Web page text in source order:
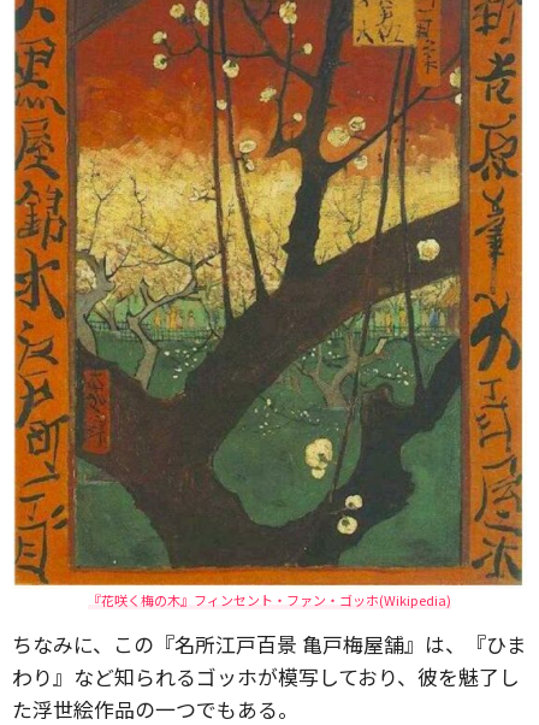
『花咲く梅の木』フィンセント・ファン・ゴッホ(Wikipedia)
ちなみに、この『名所江戸百景 亀戸梅屋舗』は、『ひま
わり』など知られるゴッホが模写しており、彼を魅了し
た浮世絵作品の一つでもある。